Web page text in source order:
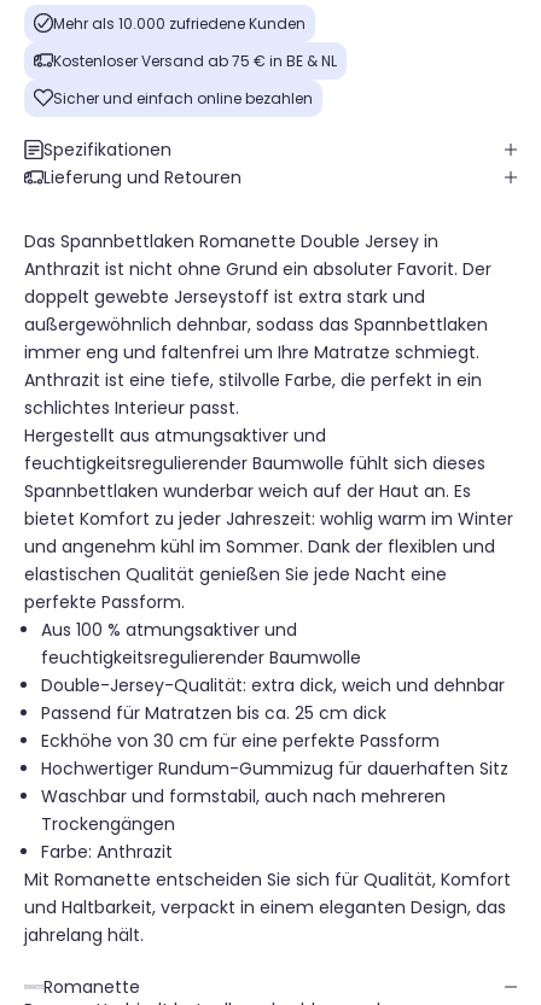
Mehr als 10.000 zufriedene Kunden
Kostenloser Versand ab 75 € in BE & NL
Sicher und einfach online bezahlen
Spezifikationen
Lieferung und Retouren
Das Spannbettlaken Romanette Double Jersey in
Anthrazit ist nicht ohne Grund ein absoluter Favorit. Der
doppelt gewebte Jerseystoff ist extra stark und
außergewöhnlich dehnbar, sodass das Spannbettlaken
immer eng und faltenfrei um Ihre Matratze schmiegt.
Anthrazit ist eine tiefe, stilvolle Farbe, die perfekt in ein
schlichtes Interieur passt.
Hergestellt aus atmungsaktiver und
feuchtigkeitsregulierender Baumwolle fühlt sich dieses
Spannbettlaken wunderbar weich auf der Haut an. Es
bietet Komfort zu jeder Jahreszeit: wohlig warm im Winter
und angenehm kühl im Sommer. Dank der flexiblen und
elastischen Qualität genießen Sie jede Nacht eine
perfekte Passform.
Aus 100 % atmungsaktiver und
feuchtigkeitsregulierender Baumwolle
Double-Jersey-Qualität: extra dick, weich und dehnbar
Passend für Matratzen bis ca. 25 cm dick
Eckhöhe von 30 cm für eine perfekte Passform
Hochwertiger Rundum-Gummizug für dauerhaften Sitz
Waschbar und formstabil, auch nach mehreren
Trockengängen
Farbe: Anthrazit
Mit Romanette entscheiden Sie sich für Qualität, Komfort
und Haltbarkeit, verpackt in einem eleganten Design, das
jahrelang hält.
Romanette